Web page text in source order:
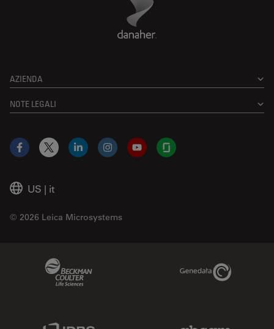
AZIENDA
NOTE LEGALI
US | it
© 2026 Leica Microsystems
Facebook
X LinkedInInstagramYouTubeGlassdoor
Genedata Link